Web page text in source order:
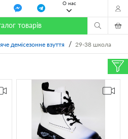
О нас
товарів
демісезонне взуття 29-38 школа